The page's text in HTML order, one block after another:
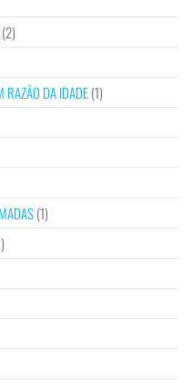
(2)
RAZÃO DA IDADE(1)
(1)